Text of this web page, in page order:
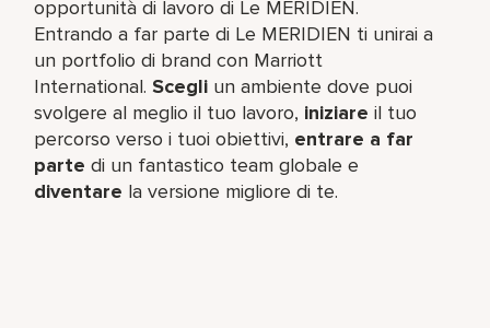
opportunità di lavoro di Le MERIDIEN.
Entrando a far parte di Le MERIDIEN ti unirai a
un portfolio di brand con Marriott
International.Scegli un ambiente dove puoi
svolgere al meglio il tuo lavoro,​ iniziare il tuo
percorso verso i tuoi obiettivi, entrare a far
parte di un fantastico team​ globale e
diventare la versione migliore di te.